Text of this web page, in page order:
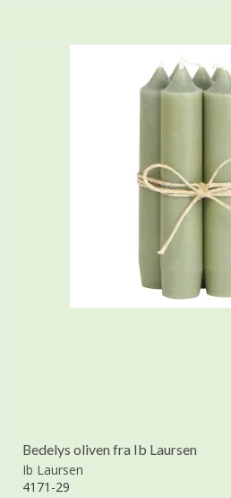
Bedelys oliven fra Ib Laursen
Ib Laursen
4171-29